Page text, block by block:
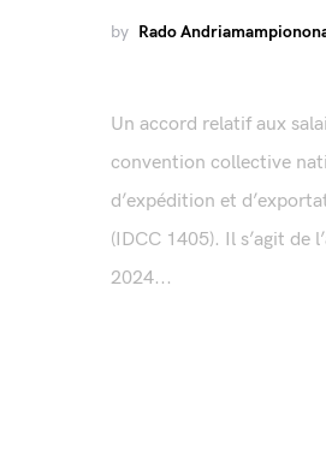
by Rado
Un accord relatif aux
convention collective
d’expédition et
(IDCC 1405). Il s’agit de
2024...